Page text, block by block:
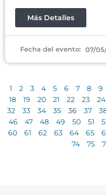
Más Detalles
Fecha del evento: 07/
1 2 3 4 5 6 7 8 9
18
19 20 21 22 23 24
32
33 34 35 36 37
46
47 48 49 50 51
60
61 62 63 64 65
74
75